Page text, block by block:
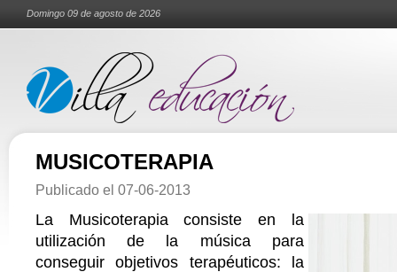
Domingo 09 de agosto de 2026
MUSICOTERAPIA
Publicado el 07-06-2013
La Musicoterapia consiste en la
utilización de la música para
conseguir objetivos terapéuticos: la